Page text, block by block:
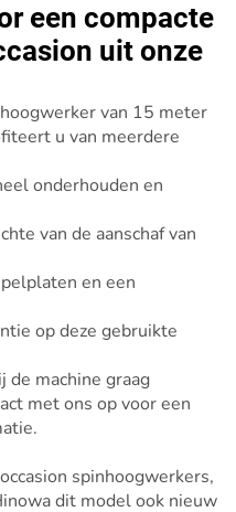
een compacte
uit onze
van 15 meter
u van meerdere
onderhouden en
van de aanschaf van
en een
op deze gebruikte
machine graag
met ons op voor een
spinhoogwerkers,
dit model ook nieuw